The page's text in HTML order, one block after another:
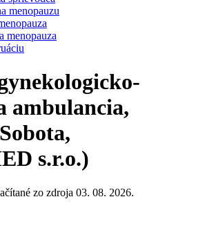
menopauzu
menopauza
ambulancia,
s.r.o.)
zo zdroja 03. 08. 2026.